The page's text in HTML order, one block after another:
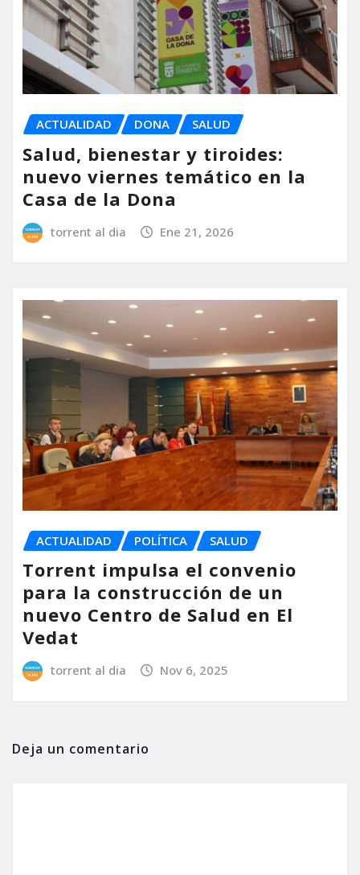
ACTUALIDAD DONA SALUD
Salud, bienestar y tiroides:
nuevo viernes temático en la
Casa de la Dona
torrent al dia Ene 21, 2026
ACTUALIDAD POLÍTICA SALUD
Torrent impulsa el convenio
para la construcción de un
nuevo Centro de Salud en El
Vedat
torrent al dia Nov 6, 2025
Deja un comentario